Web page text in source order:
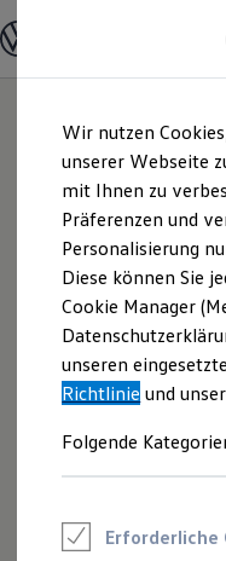
Hauptinhalt
springen
Footer
springen
Modelle und
Modelle
Elektroautos
ENERGY
Nutzfahrzeuge
SUV und CUV
Familienautos
Kombis
Sportwagen
Schnell verfügbare
Angebote und
Aktuelle
E-Auto-
Volkswagen
Junge
Wir nutzen
unserer Webseite
mit Ihnen zu
Präferenzen und
Personalisierung
Diese können Sie
Cookie Manager
unseren
Richtlinie und
Folgende
Erforderliche